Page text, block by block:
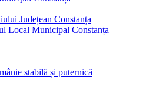
Județean Constanța
Local Municipal Constanța
stabilă și puternică